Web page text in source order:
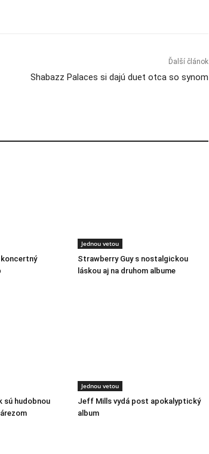
Ďalší článok
Shabazz Palaces si dajú duet otca so synom
koncertný
Jednou vetou
Strawberry Guy s nostalgickou
láskou aj na druhom albume
sú hudobnou
Jednou vetou
Jeff Mills vydá post apokalyptický
album